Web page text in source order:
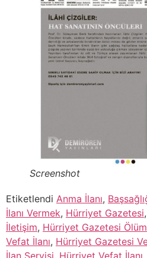
Screenshot
Etiketlendi Anma İlanı,
İlanı Vermek, Hürriyet Gazetesi,
İletişim, Hürriyet Gazetesi Ölüm
Vefat İlanı, Hürriyet Gazetesi